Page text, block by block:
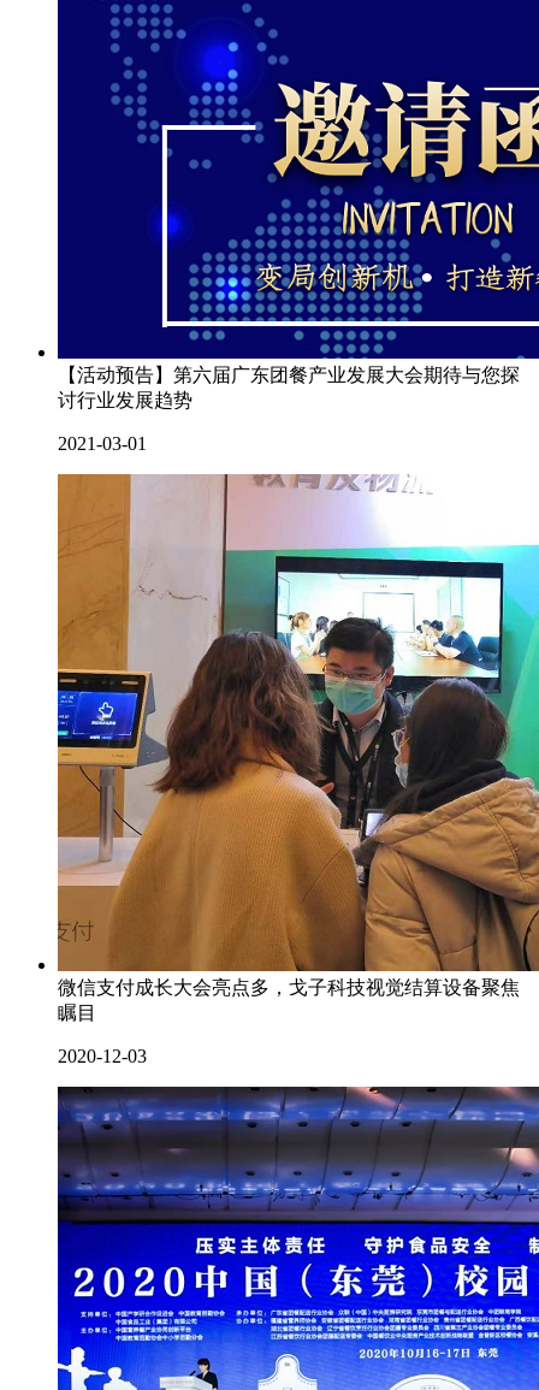
【活动预告】第六届广东团餐产业发展大会期待与您探
讨行业发展趋势
2021-03-01
微信支付成长大会亮点多，戈子科技视觉结算设备聚焦
瞩目
2020-12-03